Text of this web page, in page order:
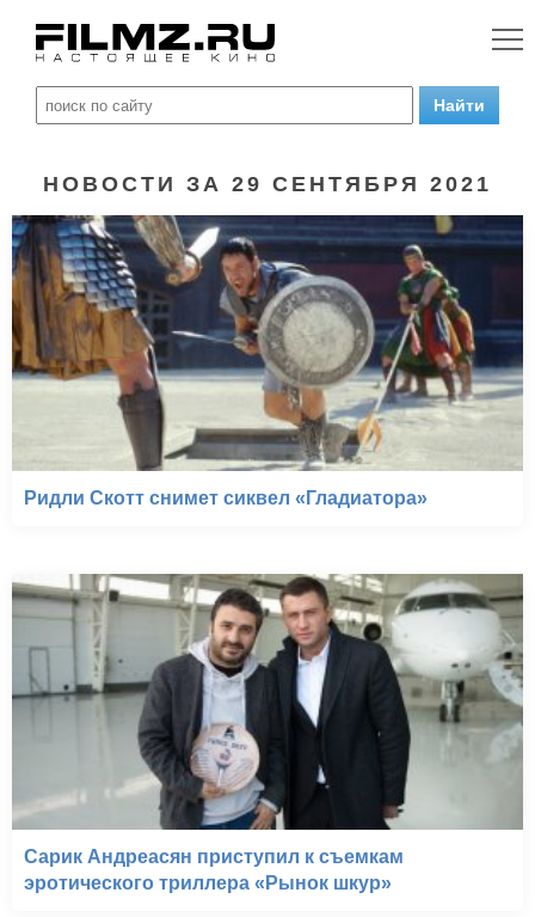
НОВОСТИ ЗА 29 СЕНТЯБРЯ 2021
Ридли Скотт снимет сиквел «Гладиатора»
Сарик Андреасян приступил к съемкам
эротического триллера «Рынок шкур»